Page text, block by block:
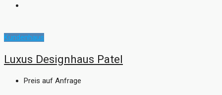
Kundenhaus
Luxus Designhaus Patel
Preis auf Anfrage